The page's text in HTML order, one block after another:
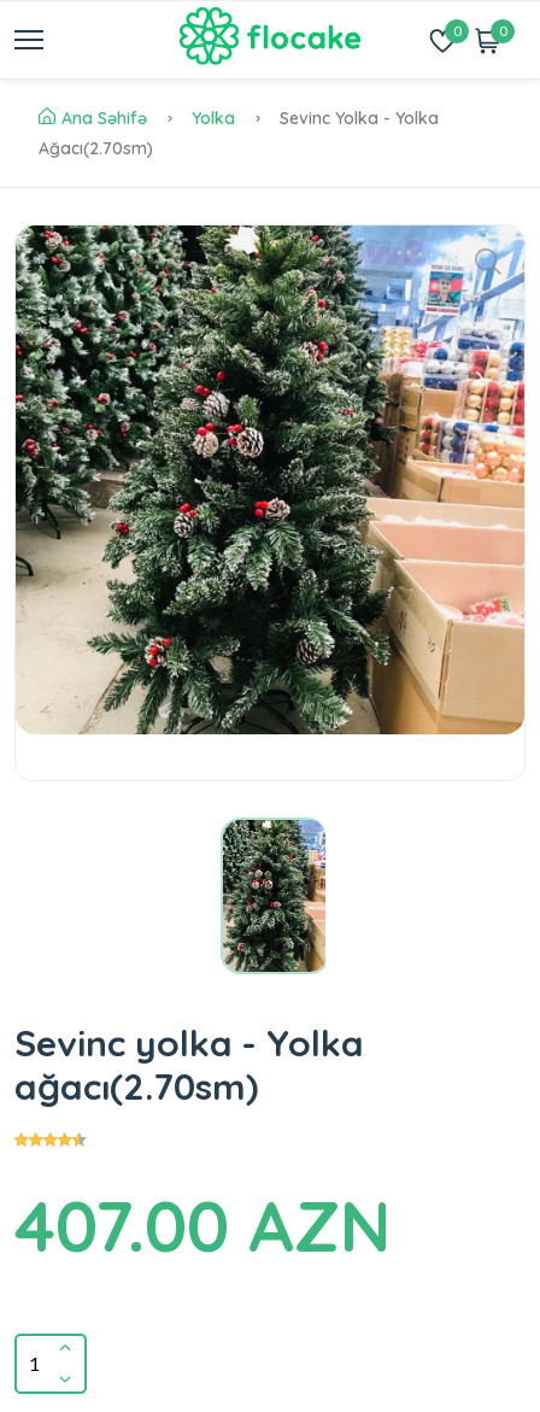
0 0
Ana Səhifə Yolka
Sevinc Yolka - Yolka
Ağacı(2.70sm)
Sevinc yolka - Yolka
ağacı(2.70sm)
407.00 AZN